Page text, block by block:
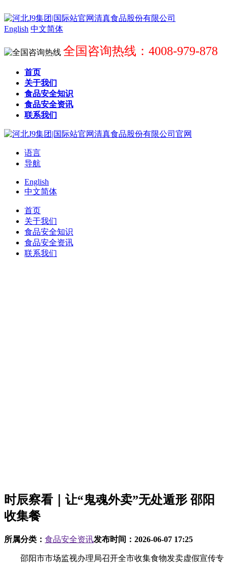
English 中文简体
全国咨询热线：4008-979-878
首页
关于我们
食品安全知识
食品安全资讯
联系我们
语言
导航
English
中文简体
首页
关于我们
食品安全知识
食品安全资讯
联系我们
时辰察看｜让“鬼魂外卖”无处遁形 邵阳
收集餐
所属分类： 食品安全资讯发布时间： 2026-06-07 17:25
邵阳市市场监视办理局召开全市收集食物发卖虚假宣传专